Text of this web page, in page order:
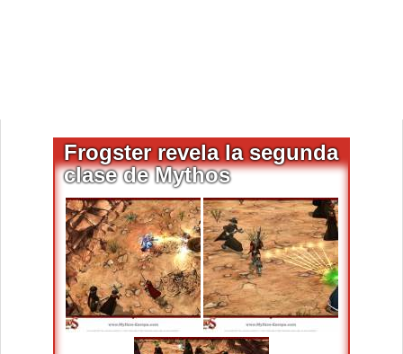
Frogster revela la segunda
clase de Mythos